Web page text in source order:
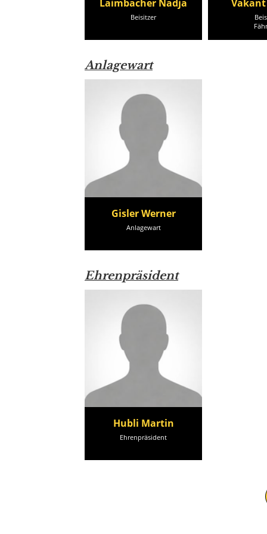
Laimbacher Nadja
Beisitzer
Anlagewart
Gisler Werner
Anlagewart
Ehrenpräsident
Hubli Martin
Ehrenpräsident